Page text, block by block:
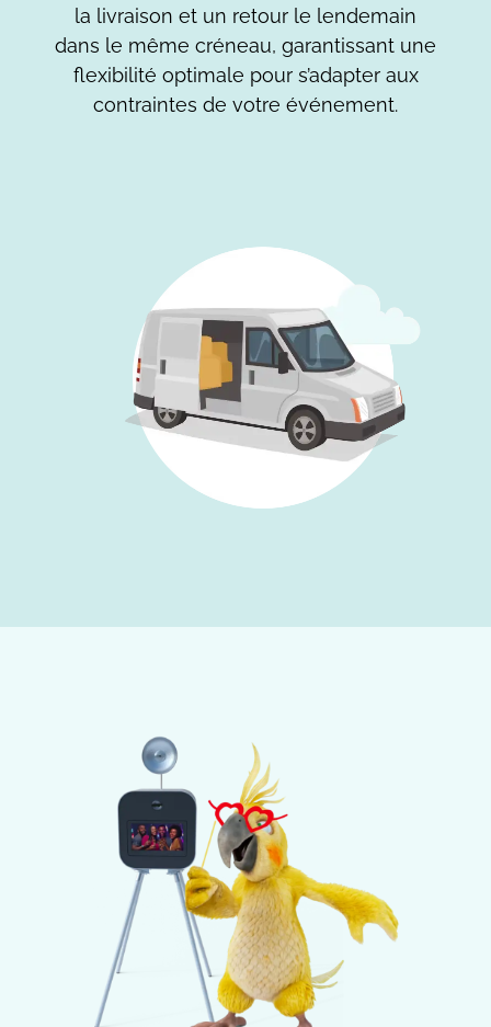
la livraison et un retour le lendemain
dans le même créneau, garantissant une
flexibilité optimale pour s’adapter aux
contraintes de votre événement.